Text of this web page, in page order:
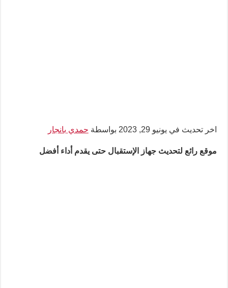
اخر تحديث في يونيو 29, 2023 بواسطة حمدي بانجار
موقع رائع لتحديث جهاز الإستقبال حتى يقدم أداء أفضل